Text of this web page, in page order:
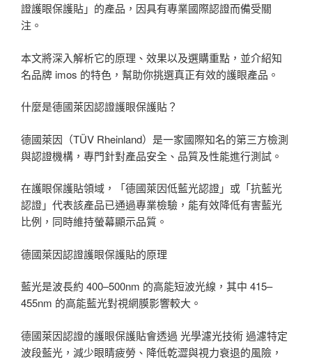
證護眼保護貼」的產品，因具有專業國際認證而備受關
注。
本文將深入解析它的原理、效果以及選購重點，並介紹知
名品牌 imos 的特色，幫助你挑選真正有效的護眼產品。
什麼是德國萊因認證護眼保護貼？
德國萊因（TÜV Rheinland）是一家國際知名的第三方檢測
與認證機構，專門針對產品安全、品質及性能進行測試。
在護眼保護貼領域，「德國萊因低藍光認證」或「抗藍光
認證」代表該產品已通過專業檢驗，能有效降低有害藍光
比例，同時維持螢幕顯示品質。
德國萊因認證護眼保護貼的原理
藍光是波長約 400–500nm 的高能短波光線，其中 415–
455nm 的高能藍光對視網膜影響較大。
德國萊因認證的護眼保護貼會透過 光學濾光技術 過濾特定
波段藍光，減少眼睛疲勞、降低乾澀與視力衰退的風險，